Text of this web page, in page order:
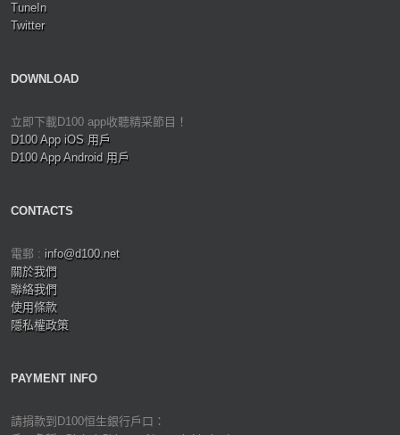
TuneIn
Twitter
DOWNLOAD
立即下載D100 app收聽精采節目！
D100 App iOS 用戶
D100 App Android 用戶
CONTACTS
電郵 : info@d100.net
關於我們
聯絡我們
使用條款
隱私權政策
PAYMENT INFO
請捐款到D100恒生銀行戶口：